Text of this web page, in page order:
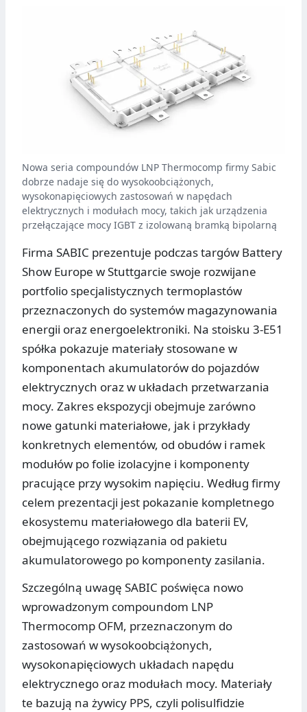
Nowa seria compoundów LNP Thermocomp firmy Sabic
dobrze nadaje się do wysokoobciążonych,
wysokonapięciowych zastosowań w napędach
elektrycznych i modułach mocy, takich jak urządzenia
przełączające mocy IGBT z izolowaną bramką bipolarną
Firma SABIC prezentuje podczas targów Battery
Show Europe w Stuttgarcie swoje rozwijane
portfolio specjalistycznych termoplastów
przeznaczonych do systemów magazynowania
energii oraz energoelektroniki. Na stoisku 3-E51
spółka pokazuje materiały stosowane w
komponentach akumulatorów do pojazdów
elektrycznych oraz w układach przetwarzania
mocy. Zakres ekspozycji obejmuje zarówno
nowe gatunki materiałowe, jak i przykłady
konkretnych elementów, od obudów i ramek
modułów po folie izolacyjne i komponenty
pracujące przy wysokim napięciu. Według firmy
celem prezentacji jest pokazanie kompletnego
ekosystemu materiałowego dla baterii EV,
obejmującego rozwiązania od pakietu
akumulatorowego po komponenty zasilania.
Szczególną uwagę SABIC poświęca nowo
wprowadzonym compoundom LNP
Thermocomp OFM, przeznaczonym do
zastosowań w wysokoobciążonych,
wysokonapięciowych układach napędu
elektrycznego oraz modułach mocy. Materiały
te bazują na żywicy PPS, czyli polisulfidzie